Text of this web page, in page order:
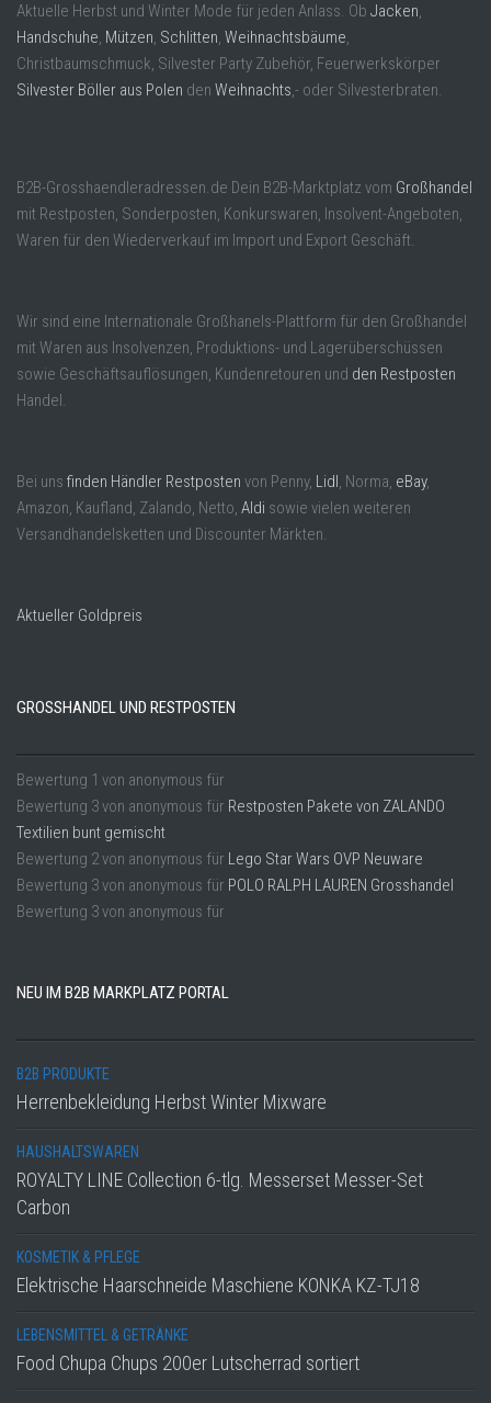
Aktuelle Herbst und Winter Mode für jeden Anlass. Ob Jacken,
Handschuhe, Mützen, Schlitten, Weihnachtsbäume,
Christbaumschmuck, Silvester Party Zubehör, Feuerwerkskörper
Silvester Böller aus Polen den Weihnachts,- oder Silvesterbraten.
B2B-Grosshaendleradressen.de Dein B2B-Marktplatz vom Großhandel
mit Restposten, Sonderposten, Konkurswaren, Insolvent-Angeboten,
Waren für den Wiederverkauf im Import und Export Geschäft.
Wir sind eine Internationale Großhanels-Plattform für den Großhandel
mit Waren aus Insolvenzen, Produktions- und Lagerüberschüssen
sowie Geschäftsauflösungen, Kundenretouren und den Restposten
Handel.
Bei uns finden Händler Restposten von Penny, Lidl , Norma, eBay,
Amazon, Kaufland, Zalando, Netto, Aldi sowie vielen weiteren
Versandhandelsketten und Discounter Märkten.
Aktueller Goldpreis
GROSSHANDEL UND RESTPOSTEN
Bewertung 1 von anonymous für
Bewertung 3von anonymous für Restposten Pakete von ZALANDO
Textilien bunt gemischt
Bewertung 2von anonymous für Lego Star Wars OVP Neuware
Bewertung 3von anonymous für POLO RALPH LAUREN Grosshandel
Bewertung 3von anonymous für
NEU IM B2B MARKPLATZ PORTAL
B2B PRODUKTE
Herrenbekleidung Herbst Winter Mixware
HAUSHALTSWAREN
ROYALTY LINE Collection 6-tlg. Messerset Messer-Set
Carbon
KOSMETIK & PFLEGE
Elektrische Haarschneide Maschiene KONKA KZ-TJ18
LEBENSMITTEL & GETRÄNKE
Food Chupa Chups 200er Lutscherrad sortiert